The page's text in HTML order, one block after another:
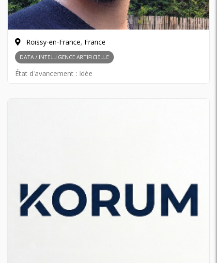
Roissy-en-France, France
DATA / INTELLIGENCE ARTIFICIELLE
État d'avancement : Idée